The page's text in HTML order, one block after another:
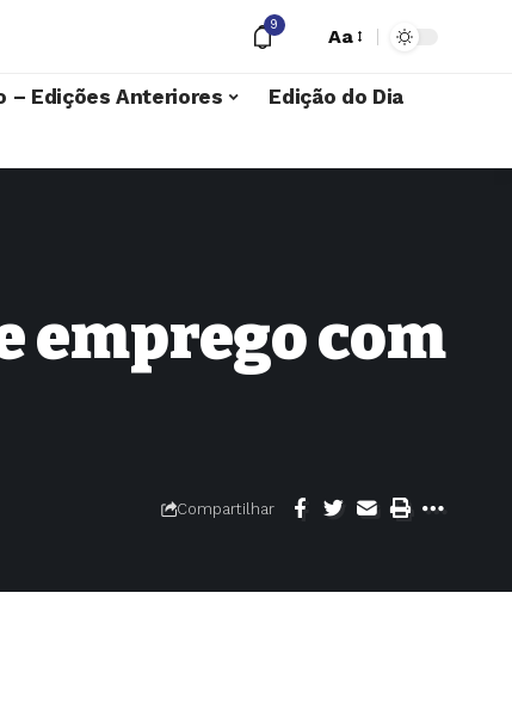
9
Aa
– Edições Anteriores
Edição do Dia
emprego com
Compartilhar